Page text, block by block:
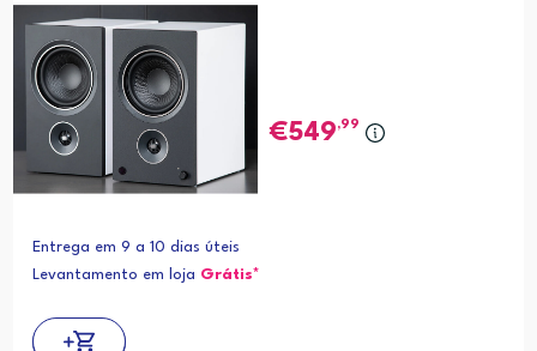
549,99
Entrega em 9 a 10 dias úteis
Levantamento em loja Grátis*